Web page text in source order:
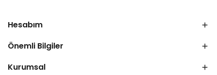
Hesabım
Önemli Bilgiler
Kurumsal